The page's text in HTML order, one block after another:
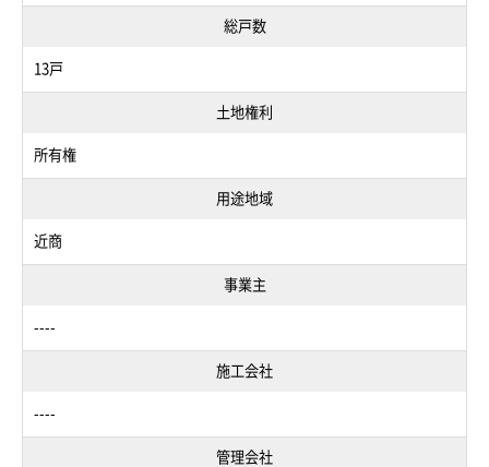
総戸数
13戸
土地権利
所有権
用途地域
近商
事業主
----
施工会社
----
管理会社